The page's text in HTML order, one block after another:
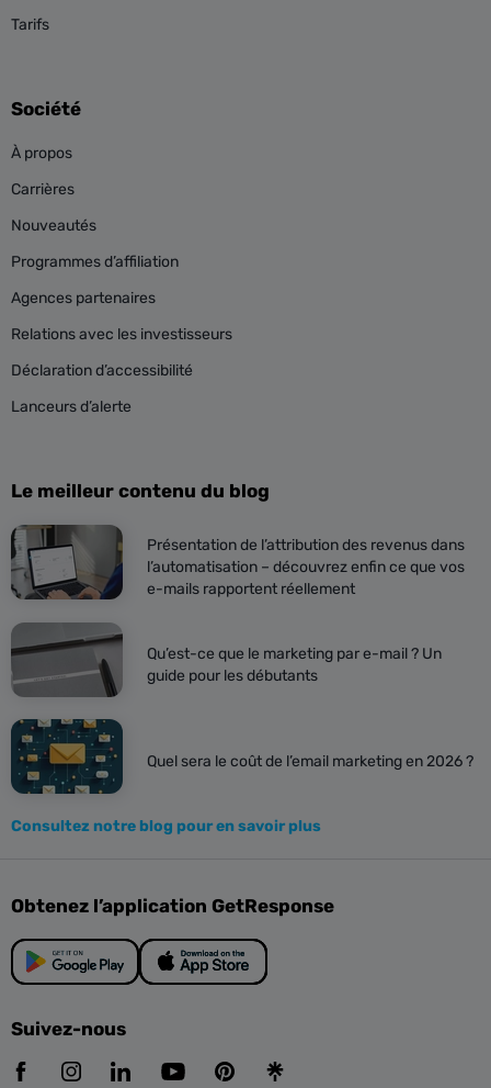
Tarifs
Société
À propos
Carrières
Nouveautés
Programmes d’affiliation
Agences partenaires
Relations avec les investisseurs
Déclaration d’accessibilité
Lanceurs d’alerte
Le meilleur contenu du blog
Présentation de l’attribution des revenus dans
l’automatisation – découvrez enfin ce que vos
e-mails rapportent réellement
Qu’est-ce que le marketing par e-mail ? Un
guide pour les débutants
Quel sera le coût de l’email marketing en 2026 ?
Consultez notre blog pour en savoir plus
Obtenez l’application GetResponse
Suivez-nous